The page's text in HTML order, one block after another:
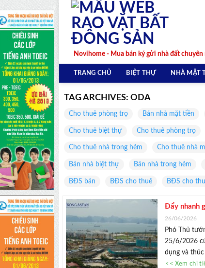
Skip
content
Novihome - Mua bán ký gửi nhà đất chuyên
TRANG CHỦ BIỆT THỰ NHÀ MẶT
TAG ARCHIVES: ODA
Cho thuê phòng trọ Bán nhà mặt tiền
Cho thuê biệt thự Cho thuê phòng trọ
Cho thuê nhà trong hẻm Cho thuê nhà
Bán nhà biệt thự Bán nhà trong hẻm
BĐS bán BĐS cho thuê BĐS cho
Đẩy nhanh
26/06/2026
Phó Thủ
25/6/2026
dụng và
<< Xem chi